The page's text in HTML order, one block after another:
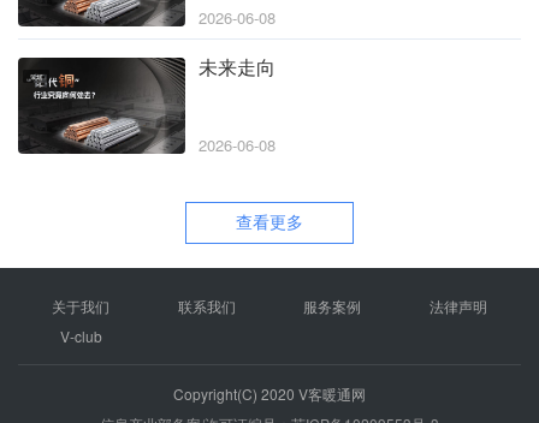
2026-06-08
策划 未来走向
2026-06-08
查看更多
关于我们 联系我们 服务案例
法律声明
V-club
Copyright(C) 2020 V客暖通网